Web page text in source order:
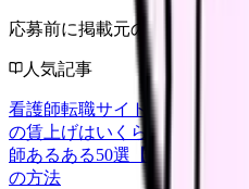
応募前に掲載元の最新情報を
人気記事
看護師転職サイトランキング
の賃上げはいくら？2026年度
師あるある50選【共感必至】
の方法